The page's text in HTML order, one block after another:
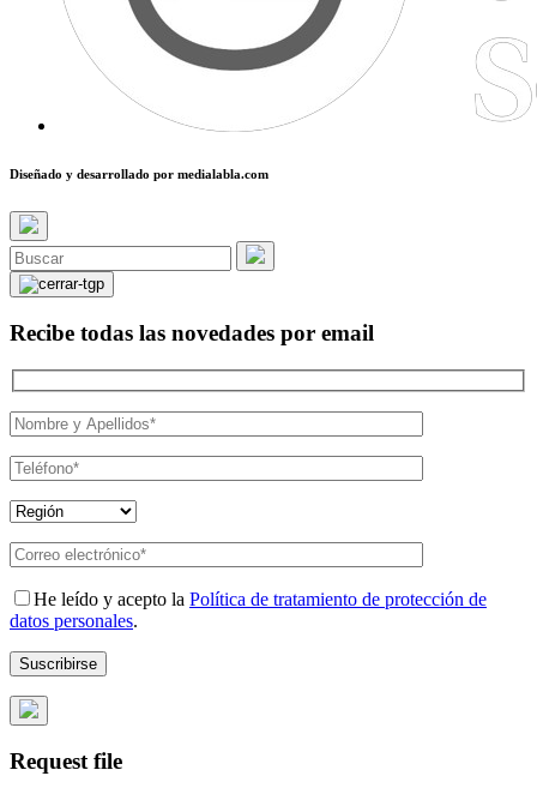
Diseñado y desarrollado por medialabla.com
Recibe todas las novedades por email
He leído y acepto la Política de tratamiento de protección de
datos personales.
Request file